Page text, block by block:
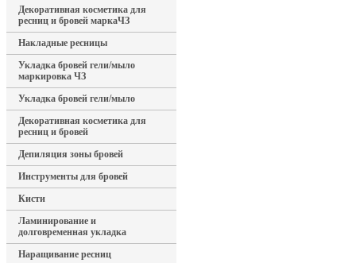
Декоративная косметика для
ресниц и бровей маркаЧЗ
Накладные ресницы
Укладка бровей гели/мыло
маркировка ЧЗ
Укладка бровей гели/мыло
Декоративная косметика для
ресниц и бровей
Депиляция зоны бровей
Инструменты для бровей
Кисти
Ламинирование и
долговременная укладка
Наращивание ресниц